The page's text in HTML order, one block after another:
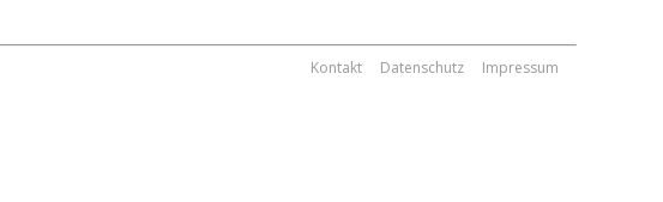
Kontakt Datenschutz Impressum